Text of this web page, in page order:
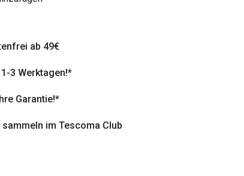
ab 49€
3 Werktagen!*
Garantie!*
sammeln im Tescoma Club